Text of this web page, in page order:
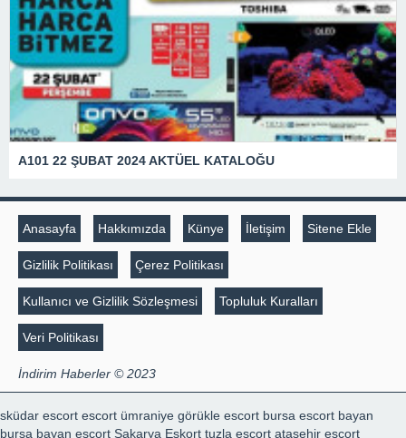
A101 22 ŞUBAT 2024 AKTÜEL KATALOĞU
Anasayfa Hakkımızda Künye İletişim Sitene Ekle
Gizlilik Politikası Çerez Politikası
Kullanıcı ve Gizlilik Sözleşmesi Topluluk Kuralları
Veri Politikası
İndirim Haberler © 2023
sküdar escort escort ümraniye görükle escort bursa escort bayan
bursa bayan escort Sakarya Eskort tuzla escort ataşehir escort